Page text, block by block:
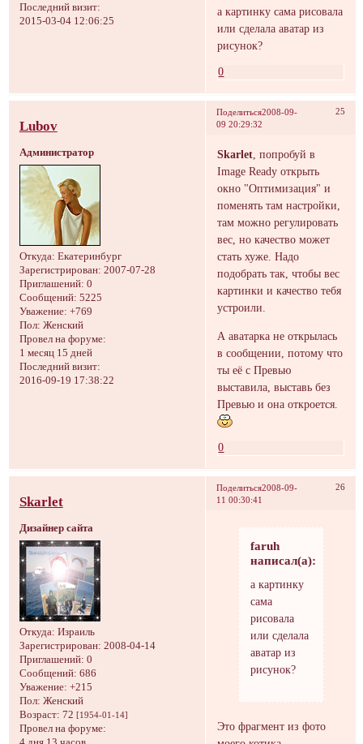
Последний визит:
2015-03-04 12:06:25
а картинку сама рисовала
или сделала аватар из
рисунок?
0
Поделиться 25
2008-09-
09 20:29:32
Lubov
Администратор
Откуда: Екатеринбург
Зарегистрирован: 2007-07-28
Приглашений: 0
Сообщений: 5225
Уважение: +769
Пол: Женский
Провел на форуме:
1 месяц 15 дней
Последний визит:
2016-09-19 17:38:22
Skarlet , попробуй в
Image Ready открыть
окно "Оптимизация" и
поменять там настройки,
там можно регулировать
вес, но качество может
стать хуже. Надо
подобрать так, чтобы вес
картинки и качество тебя
устроили.
А аватарка не открылась
в сообщении, потому что
ты её с Превью
выставила, выставь без
Превью и она откроется.
0
Поделиться 26
2008-09-
11 00:30:41
Skarlet
Дизайнер сайта
Откуда: Израиль
Зарегистрирован: 2008-04-14
Приглашений: 0
Сообщений: 686
Уважение: +215
Пол: Женский
Возраст: 72 [1954-01-14]
Провел на форуме:
faruh
написал(а):
а картинку
сама
рисовала
или сделала
аватар из
рисунок?
Это фрагмент из фото